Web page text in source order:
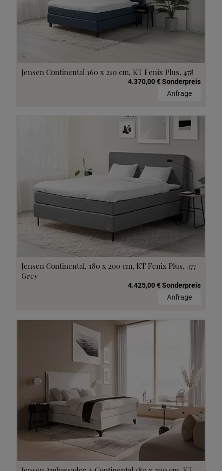
Jensen Continental 160 x 210 cm, KT Fenix Plus, 478
4.370,00 € Sonderpreis
Anfrage
Jensen Continental, 180 x 200 cm, KT Fenix Plus, 477
Grey
4.425,00 € Sonderpreis
Anfrage